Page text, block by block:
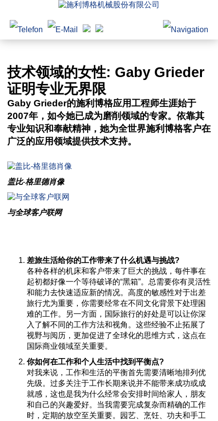
技术领域的女性: Gaby Grieder
证明专业无界限
Gaby Grieder的施利博格应用工程师生涯始于
2007年，如今她已成为磨削领域的专家。依靠其
专业知识和奉献精神，她为全世界施利博格客户在
广泛的应用领域提供技术支持。
盖比-格里德肖像
与全球客户联网
差旅生活给你的工作带来了什么机遇与挑战?
各种各样的机床和客户带来了巨大的挑战，每件事在
起初都好像一个等待破译的“黑箱”。总需要你有灵活性
和能力去快速适应新的情况。高度的敏感性对于出差
旅行尤为重要，你需要经常在不同文化背景下处理困
难的工作。另一方面，国际旅行的好处是可以让你深
入了解不同的工作方法和视角。这些经验不止拓展了
视野与阅历，更加促进了全球化的思维方式，这点在
国际商业领域至关重要。
你如何在工作和个人生活中找到平衡点?
对我来说，工作和生活的平衡首先需要清晰地排列优
先级。过多关注于工作长期来说并不能带来成功或成
就感，这也是我为什么经常会安排时间给家人，朋友
和自己的兴趣爱好。当我需要完成复杂而精确的工作
时，定期的放空至关重要。园艺、烹饪、功夫和手工